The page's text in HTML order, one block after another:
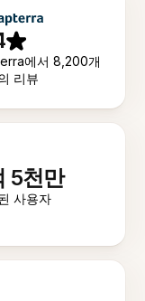
에서 8,200개
리뷰
5천만
사용자